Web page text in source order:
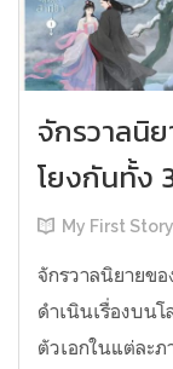
จักรวาลนิ
โยงกันทั้ง
My First Story
จักรวาลนิยายขอ
ดำเนินเรื่องบน
ตัวเอกในแต่ละ